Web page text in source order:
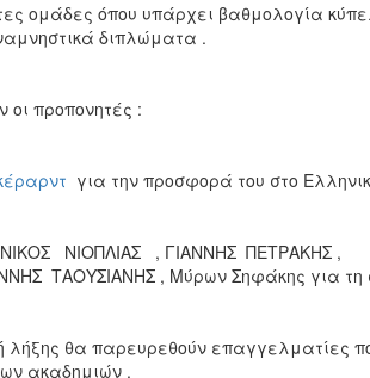
ομάδες όπου υπάρχει βαθμολογία
διπλώματα .
οι προπονητές :
για την προσφορά του στο
ΝΙΚΟΣ ΝΙΟΠΛΙΑΣ , ΓΙΑΝΝΗΣ
, Μύρων Σηφάκης για τη
λήξης θα παρευρεθούν επαγγελματίες
ακαδημιών .